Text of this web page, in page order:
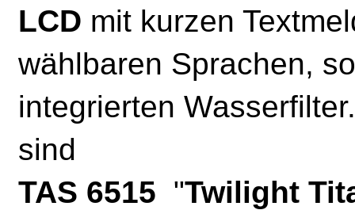
LCD mit kurzen
wählbaren Sprachen,
integrierten
sind
TAS 6515 "Twilight